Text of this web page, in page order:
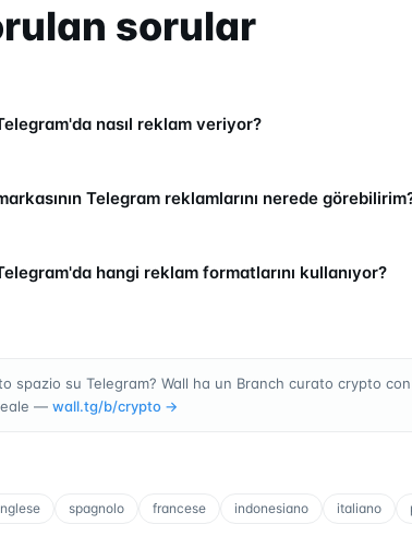
sorular
nasıl reklam veriyor?
Telegram reklamlarını nerede
hangi reklam formatlarını kullanıyor?
spazio su Telegram? Wall ha un Branch curato crypto
— wall.tg/b/crypto →
spagnolo francese indonesiano italiano